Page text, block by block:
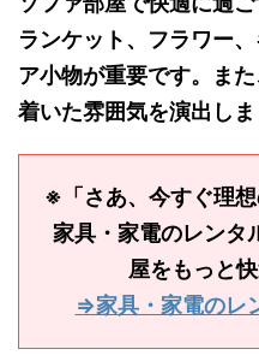
ランケット、フラワー
ア小物が重要です。ま
着いた雰囲気を演出しま
※「さあ、今すぐ理
家具・家電のレンタ
屋をもっと
⇒家具・家電のレ